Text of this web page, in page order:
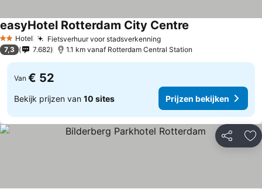
2 Sterren
Hotel Fietsverhuur voor stadsverkenning
easyHotel Rotterdam City Centre
7,3 7.682 1.1 km vanaf Rotterdam Central Station
Van € 52
Bekijk prijzen van 10 sites Prijzen bekijken
Delen